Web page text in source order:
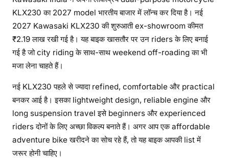
KLX230 का 2027 model भारतीय बाजार में लॉन्च कर दिया है। नई
2027 Kawasaki KLX230 की शुरुआती ex-showroom कीमत
₹2.19 लाख रखी गई है। यह बाइक खासतौर पर उन riders के लिए बनाई
गई है जो city riding के साथ-साथ weekend off-roading का भी
मजा लेना चाहते हैं।
नई KLX230 पहले से ज्यादा refined, comfortable और practical
बनकर आई है। इसका lightweight design, reliable engine और
long suspension travel इसे beginners और experienced
riders दोनों के लिए अच्छा विकल्प बनाते हैं। अगर आप एक affordable
adventure bike खरीदने का सोच रहे हैं, तो यह बाइक आपकी list में
जरूर होनी चाहिए।